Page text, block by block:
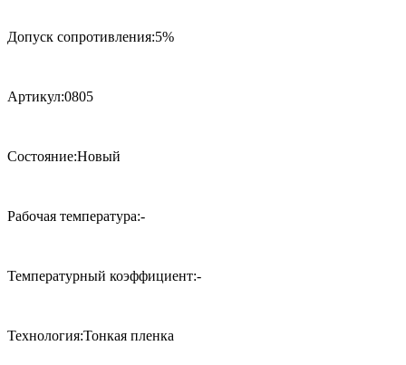
Допуск сопротивления:5%
Артикул:0805
Состояние:Новый
Рабочая температура:-
Температурный коэффициент:-
Технология:Тонкая пленка